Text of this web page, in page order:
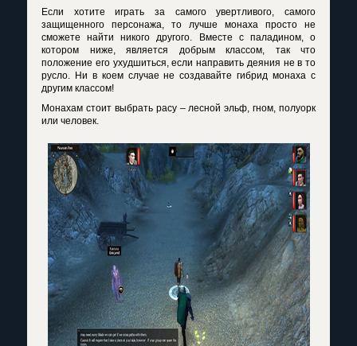
Если хотите играть за самого увертливого, самого
защищенного персонажа, то лучше монаха просто не
сможете найти никого другого. Вместе с паладином, о
котором ниже, является добрым классом, так что
положение его ухудшиться, если направить деяния не в то
русло. Ни в коем случае не создавайте гибрид монаха с
другим классом!
Монахам стоит выбрать расу – лесной эльф, гном, полуорк
или человек.